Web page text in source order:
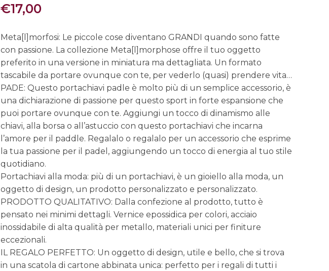
€17,00
Meta[l]morfosi: Le piccole cose diventano GRANDI quando sono fatte
con passione. La collezione Meta[l]morphose offre il tuo oggetto
preferito in una versione in miniatura ma dettagliata. Un formato
tascabile da portare ovunque con te, per vederlo (quasi) prendere vita…
PADE: Questo portachiavi padle è molto più di un semplice accessorio, è
una dichiarazione di passione per questo sport in forte espansione che
puoi portare ovunque con te. Aggiungi un tocco di dinamismo alle
chiavi, alla borsa o all’astuccio con questo portachiavi che incarna
l’amore per il paddle. Regalalo o regalalo per un accessorio che esprime
la tua passione per il padel, aggiungendo un tocco di energia al tuo stile
quotidiano.
Portachiavi alla moda: più di un portachiavi, è un gioiello alla moda, un
oggetto di design, un prodotto personalizzato e personalizzato.
PRODOTTO QUALITATIVO: Dalla confezione al prodotto, tutto è
pensato nei minimi dettagli. Vernice epossidica per colori, acciaio
inossidabile di alta qualità per metallo, materiali unici per finiture
eccezionali.
IL REGALO PERFETTO: Un oggetto di design, utile e bello, che si trova
in una scatola di cartone abbinata unica: perfetto per i regali di tutti i